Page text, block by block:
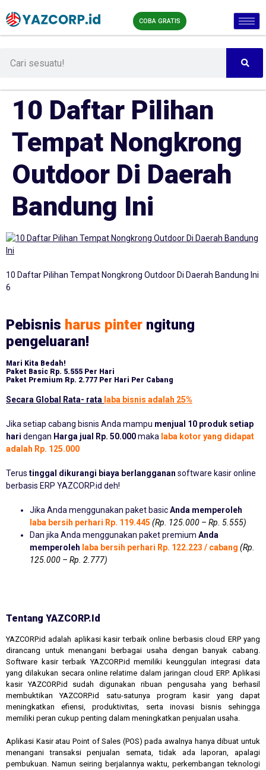
COBA GRATIS
10 Daftar Pilihan
Tempat Nongkrong
Outdoor Di Daerah
Bandung Ini
10 Daftar Pilihan Tempat Nongkrong Outdoor Di Daerah Bandung Ini
6
Pebisnis harus pinter ngitung
pengeluaran!
Mari Kita Bedah!
Paket Basic Rp. 5.555 Per Hari
Paket Premium Rp. 2.777 Per Hari Per Cabang
Secara Global Rata- rata laba bisnis adalah 25%
Jika setiap cabang bisnis Anda mampu menjual 10 produk setiap
hari dengan Harga jual Rp. 50.000maka laba kotor yang didapat
adalah Rp. 125.000
Terus tinggal dikurangi biaya berlangganan software kasir online
berbasis ERP YAZCORP.id deh!
Jika Anda menggunakan paket basicAnda memperoleh
laba bersih perhari Rp. 119.445 (Rp. 125.000 – Rp. 5.555)
Dan jika Anda menggunakan paket premium Anda
memperoleh laba bersih perhari Rp. 122.223 / cabang (Rp.
125.000 – Rp. 2.777)
Tentang YAZCORP.id
YAZCORP.id adalah aplikasi kasir terbaik online berbasis cloud ERP yang
dirancang untuk menangani berbagai usaha dengan banyak cabang.
Software kasir terbaik YAZCORP.id memiliki keunggulan integrasi data
yang dilakukan secara online relatime dalam jaringan cloud ERP. Aplikasi
kasir YAZCORP.id sudah digunakan ribuan pengusaha yang berhasil
membuktikan YAZCORP.id satu-satunya program kasir yang dapat
meningkatkan efiensi, produktivitas, serta inovasi bisnis sehingga
memiliki peran cukup penting dalam meningkatkan penjualan usaha.
Aplikasi Kasir atau Point of Sales (POS) pada awalnya hanya dibuat untuk
menangani transaksi penjualan semata, tidak ada laporan, apalagi
pembukuan. Namun seiring berjalannya waktu, perkembangan teknologi